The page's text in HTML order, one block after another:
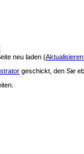
neu laden (
geschickt, den Sie